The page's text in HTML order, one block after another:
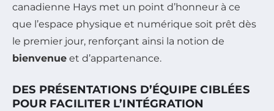
canadienne Hays met un point d’honneur à ce
que l’espace physique et numérique soit prêt dès
le premier jour, renforçant ainsi la notion de
bienvenue et d’appartenance.
DES PRÉSENTATIONS D’ÉQUIPE CIBLÉES
POUR FACILITER L’INTÉGRATION